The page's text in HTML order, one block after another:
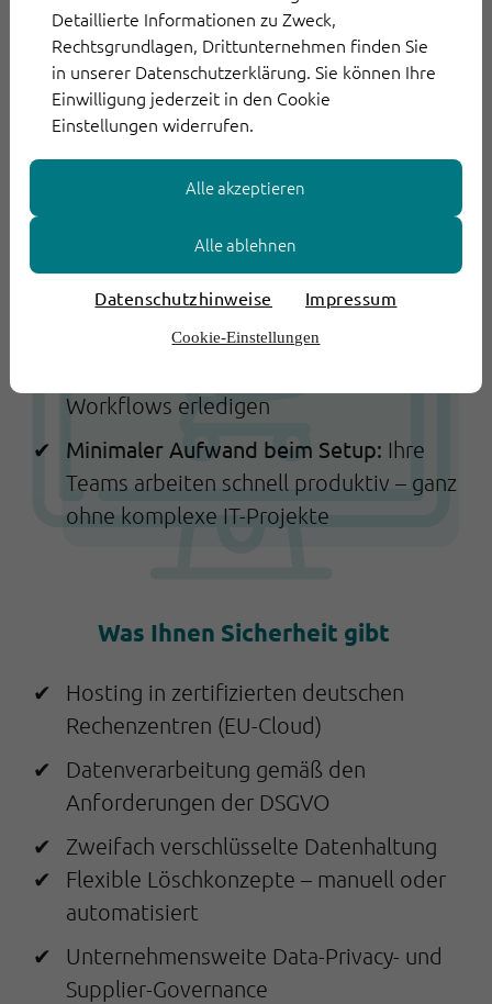
Detaillierte Informationen zu Zweck,
Rechtsgrundlagen, Drittunternehmen finden Sie
in unserer Datenschutzerklärung. Sie können Ihre
Einwilligung jederzeit in den Cookie
Einstellungen widerrufen.
Datenschutzhinweise Impressum
Cookie-Einstellungen
Alle ablehnen
Alle akzeptieren
präzise Ergebnisse
Nahtloses Channel Switching:Kunden
wechseln im laufenden Dialog mühelos
zwischen Telefon, Chat, E-Mail oder SMS
– der Kontext bleibt vollständig
Standardprozesse voll automatisierbar:
Von Umtausch, über
Retourenmanagement bis hin zu
Reklamationen – Routineanfragen
Workflows erledigen
Minimaler Aufwand beim Setup: Ihre
Teams arbeiten schnell produktiv – ganz
ohne komplexe IT-Projekte
Was Ihnen Sicherheit gibt
Hosting in zertifizierten deutschen
Rechenzentren (EU-Cloud)
Datenverarbeitung gemäß den
Anforderungen der DSGVO
Zweifach verschlüsselte Datenhaltung
Flexible Löschkonzepte – manuell oder
automatisiert
Unternehmensweite Data-Privacy- und
Supplier-Governance